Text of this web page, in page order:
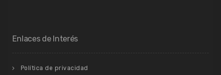
Enlaces de Interés
Política de privacidad